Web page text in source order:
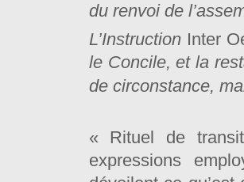
du renvoi de
L’Instruction Inter
le Concile, et la
de circonstance,
« Rituel de
expressions